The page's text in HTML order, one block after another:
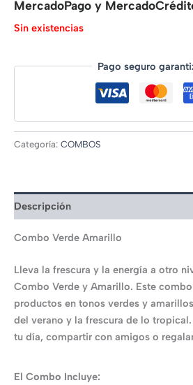
MercadoPago y
Sin existencias
Pago seguro
Categoría: COMBOS
Descripción
Combo Verde Amarillo
Lleva la frescura y la energía a otro
Combo Verde y Amarillo. Este
productos en tonos verdes y
del verano y la frescura de lo
tu día, compartir con amigos o
El Combo Incluye: